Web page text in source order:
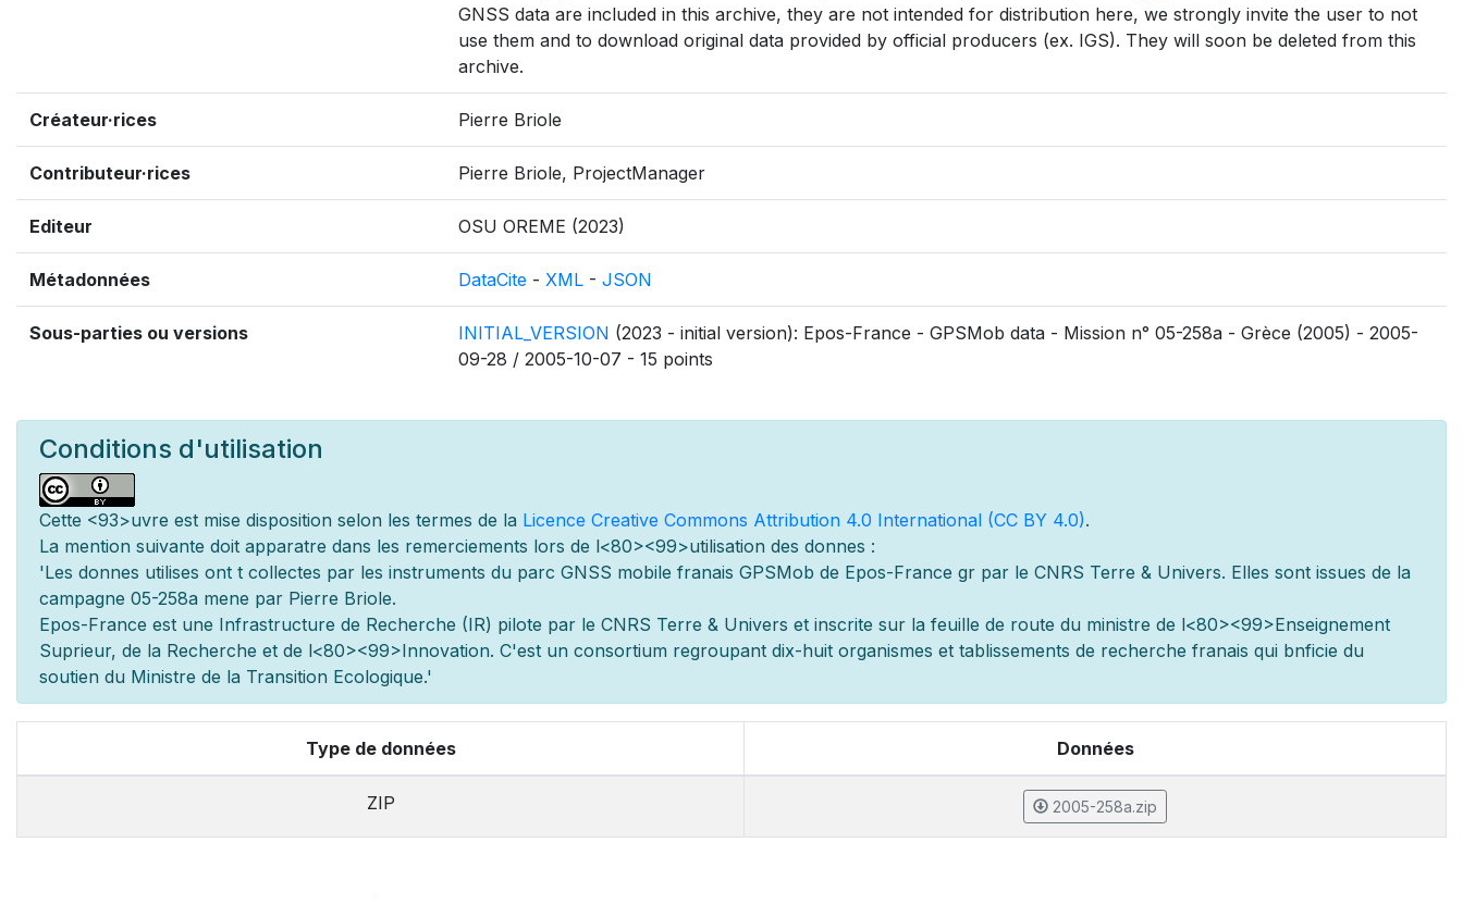
GNSS data are included in this archive, they are not intended for distribution here, we strongly invite the user to not
use them and to download original data provided by official producers (ex. IGS). They will soon be deleted from this
archive.
Créateur·rices Pierre Briole
Contributeur·rices Pierre Briole, ProjectManager
Editeur OSU OREME (2023)
Métadonnées DataCite - XML - JSON
Sous-parties ou versions INITIAL_VERSION (2023 - initial version): Epos-France - GPSMob data - Mission n° 05-258a - Grèce (2005) - 2005-
09-28 / 2005-10-07 - 15 points
Conditions d'utilisation
Cette <93>uvre est mise disposition selon les termes de la Licence Creative Commons Attribution 4.0 International (CC BY 4.0).
La mention suivante doit apparatre dans les remerciements lors de l<80><99>utilisation des donnes :
'Les donnes utilises ont t collectes par les instruments du parc GNSS mobile franais GPSMob de Epos-France gr par le CNRS Terre & Univers. Elles sont issues de la
campagne 05-258a mene par Pierre Briole.
Epos-France est une Infrastructure de Recherche (IR) pilote par le CNRS Terre & Univers et inscrite sur la feuille de route du ministre de l<80><99>Enseignement
Suprieur, de la Recherche et de l<80><99>Innovation. C'est un consortium regroupant dix-huit organismes et tablissements de recherche franais qui bnficie du
soutien du Ministre de la Transition Ecologique.'
Type de données Données
ZIP 2005-258a.zip